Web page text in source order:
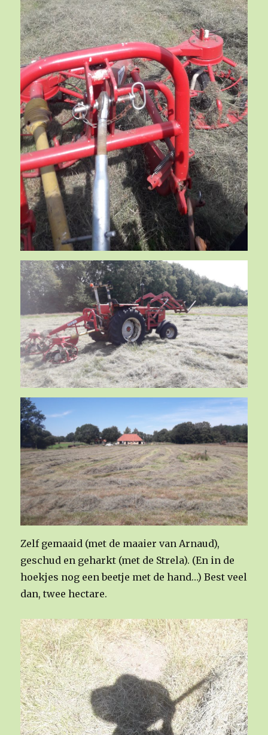
Zelf gemaaid (met de maaier van Arnaud),
geschud en geharkt (met de Strela). (En in de
hoekjes nog een beetje met de hand…) Best veel
dan, twee hectare.